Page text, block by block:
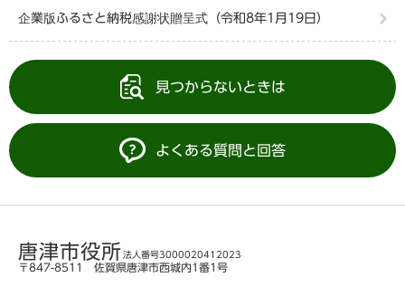
企業版ふるさと納税感謝状贈呈式（令和8年1月19日）
見つからないときは
よくある質問と回答
唐津市役所 法人番号3000020412023
〒847-8511 佐賀県唐津市西城内1番1号